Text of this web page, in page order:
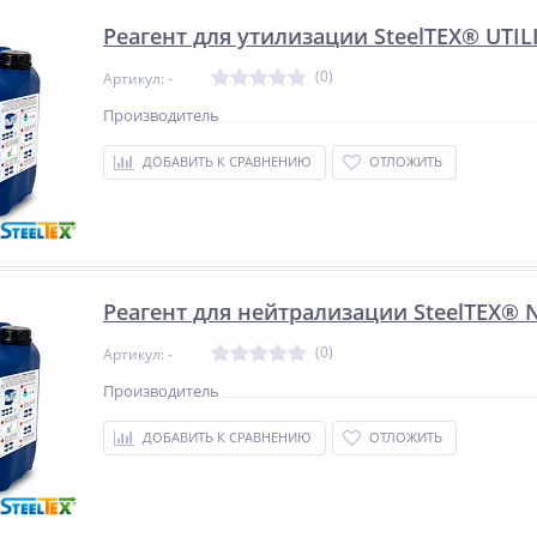
Мультипликатор
индустриальный
Сварочный полуавтомат
Циклон ПДГ-160А
Реагент для утилизации SteelTEX®
Артикул: - (0)
Производитель
ДОБАВИТЬ К СРАВНЕНИЮ ОТЛОЖИТЬ
Реагент для нейтрализации SteelTEX®
Артикул: - (0)
Производитель
ДОБАВИТЬ К СРАВНЕНИЮ ОТЛОЖИТЬ